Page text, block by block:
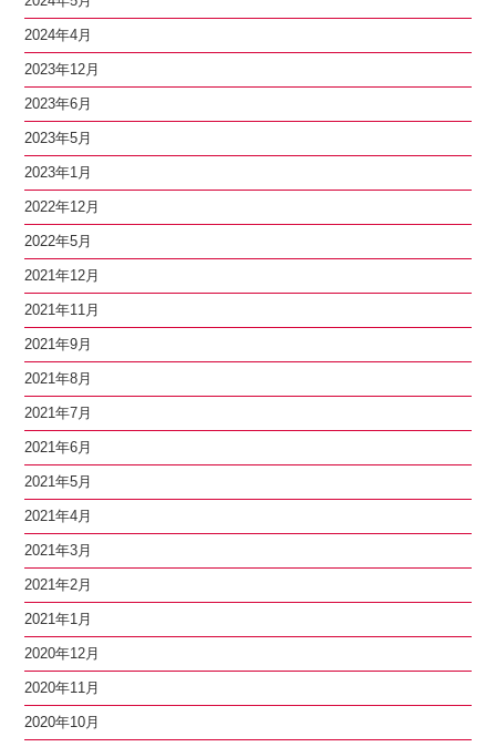
2024年4月
2023年12月
2023年6月
2023年5月
2023年1月
2022年12月
2022年5月
2021年12月
2021年11月
2021年9月
2021年8月
2021年7月
2021年6月
2021年5月
2021年4月
2021年3月
2021年2月
2021年1月
2020年12月
2020年11月
2020年10月